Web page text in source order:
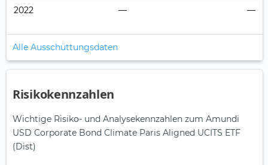
2022 — —
Alle Ausschüttungsdaten
Risikokennzahlen
Wichtige Risiko- und Analysekennzahlen zum Amundi
USD Corporate Bond Climate Paris Aligned UCITS ETF
(Dist)